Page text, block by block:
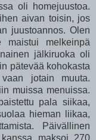
oli homejuustoa.
aivan toisin, jos
juustoannos. Olen
maistui melkeinpä
jälkiruoka oli
pätevää kohokasta
jotain muuta.
muissa menuissa.
pala siikaa,
hieman liikaa,
Päivällinen
maksoi 270